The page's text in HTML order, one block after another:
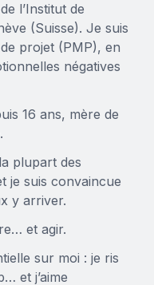
l’Institut de
(Suisse). Je suis
projet (PMP), en
négatives
16 ans, mère de
plupart des
je suis convaincue
y arriver.
et agir.
sur moi : je ris
et j’aime